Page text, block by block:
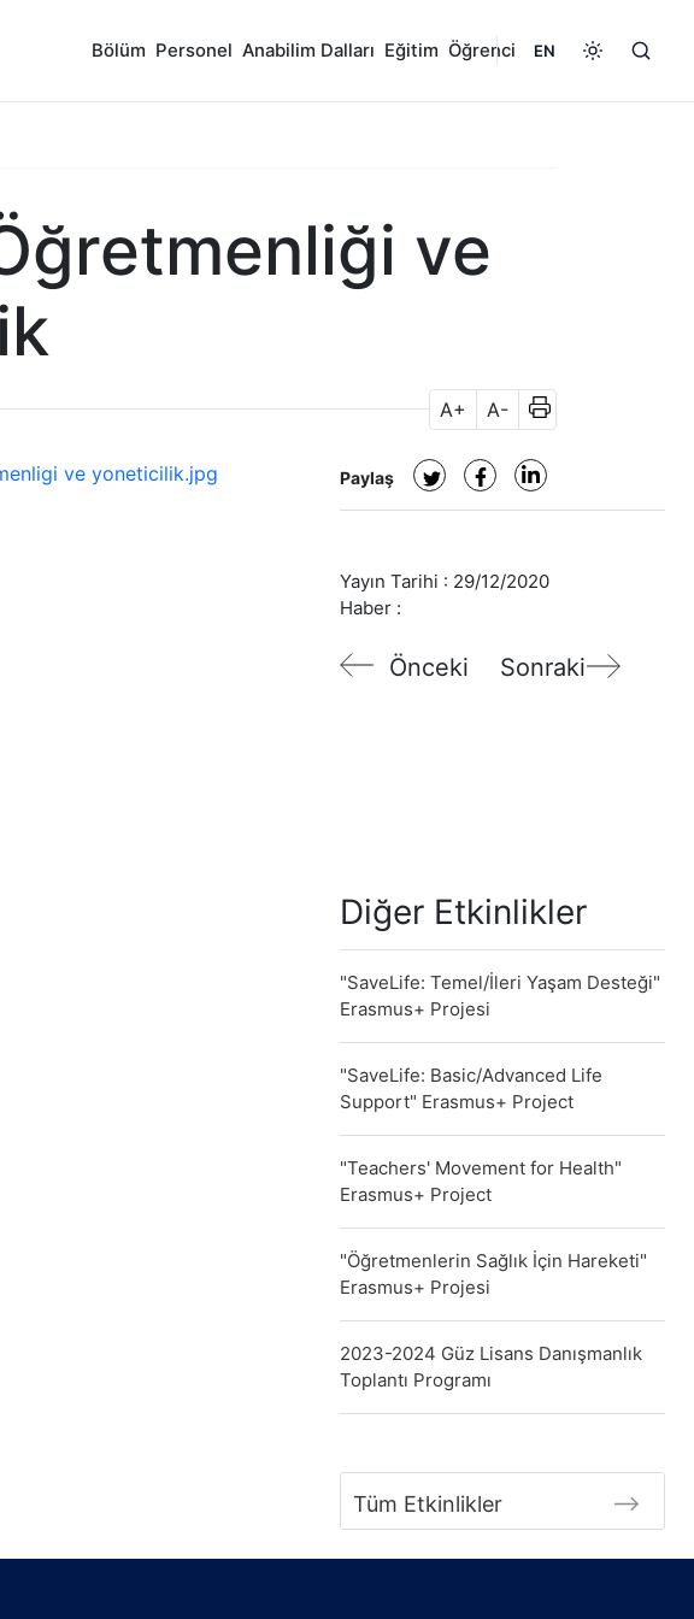
Bölüm Personel Anabilim Dalları Eğitim Öğrenci EN
ve
A+ A-
ve yoneticilik.jpg Paylaş
Yayın Tarihi : 29/12/2020
Haber :
Önceki Sonraki
Diğer Etkinlikler
"SaveLife: Temel/İleri Yaşam Desteği"
Erasmus+ Projesi
"SaveLife: Basic/Advanced Life
Support" Erasmus+ Project
"Teachers' Movement for Health"
Erasmus+ Project
"Öğretmenlerin Sağlık İçin Hareketi"
Erasmus+ Projesi
2023-2024 Güz Lisans Danışmanlık
Toplantı Programı
Tüm Etkinlikler